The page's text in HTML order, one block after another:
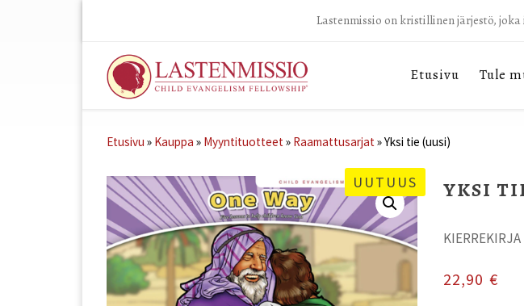
Lastenmissio on kristillinen järjestö,
Etusivu Tule
Etusivu » Kauppa » Myyntituotteet» Raamattusarjat»Yksi tie (uusi)
UUTUUS YKSI
22,90€